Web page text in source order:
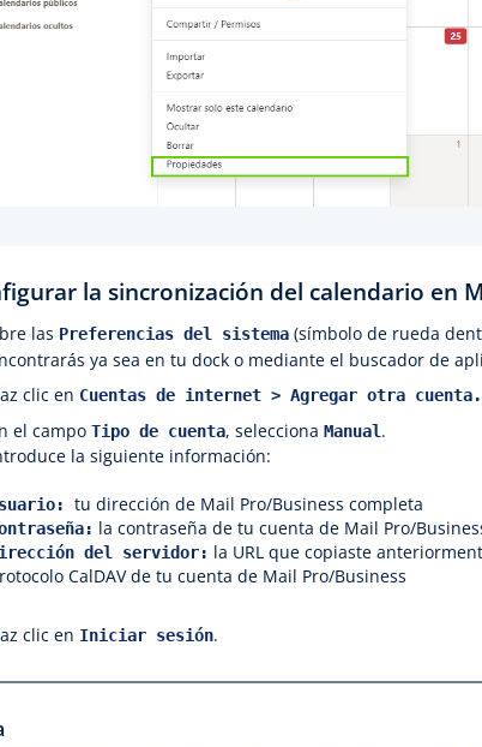
la sincronización del calendario en
las Preferencias del sistema (símbolo de rueda
ya sea en tu dock o mediante el buscador de
clic en Cuentas de internet > Agregar otra
el campo Tipo de cuenta, selecciona Manual.
la siguiente información:
tu dirección de Mail Pro/Business completa
la contraseña de tu cuenta de Mail Pro/
del servidor: la URL que copiaste
CalDAV de tu cuenta de Mail Pro/Business
clic en Iniciar sesión.